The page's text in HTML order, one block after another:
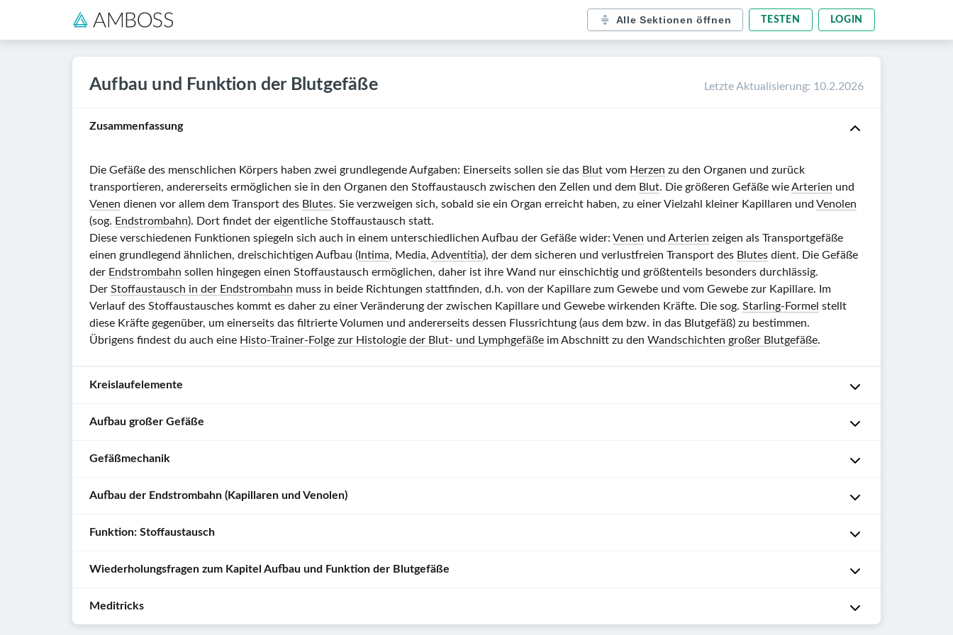
Alle Sektionen öffnen TESTEN LOGIN
Aufbau und Funktion der Blutgefäße Letzte Aktualisierung: 10.2.2026
Zusammenfassung
Die Gefäße des menschlichen Körpers haben zwei grundlegende Aufgaben: Einerseits sollen sie das Blut vom Herzen zu den Organen und zurück
transportieren, andererseits ermöglichen sie in den Organen den Stoffaustausch zwischen den Zellen und dem Blut. Die größeren Gefäße wieArterien und
Venen dienen vor allem dem Transport des Blutes. Sie verzweigen sich, sobald sie ein Organ erreicht haben, zu einer Vielzahl kleiner Kapillaren und Venolen
(sog. Endstrombahn). Dort findet der eigentliche Stoffaustausch statt.
Diese verschiedenen Funktionen spiegeln sich auch in einem unterschiedlichen Aufbau der Gefäße wider: Venen und Arterien zeigen als Transportgefäße
einen grundlegend ähnlichen, dreischichtigen Aufbau ( Intima, Media, Adventitia), der dem sicheren und verlustfreien Transport des Blutes dient. Die Gefäße
der Endstrombahn sollen hingegen einen Stoffaustausch ermöglichen, daher ist ihre Wand nur einschichtig und größtenteils besonders durchlässig.
Der Stoffaustausch in der Endstrombahn muss in beide Richtungen stattfinden, d.h. von der Kapillare zum Gewebe und vom Gewebe zur Kapillare. Im
Verlauf des Stoffaustausches kommt es daher zu einer Veränderung der zwischen Kapillare und Gewebe wirkenden Kräfte. Die sog. Starling-Formel stellt
diese Kräfte gegenüber, um einerseits das filtrierte Volumen und andererseits dessen Flussrichtung (aus dem bzw. in das Blutgefäß) zu bestimmen.
Übrigens findest du auch eine Histo-Trainer-Folge zur Histologie der Blut- und Lymphgefäße im Abschnitt zu den Wandschichten großer Blutgefäße.
Kreislaufelemente
Das
ist
Motor
Lungen-
Körperkreislaufes,
Aufbau großer Gefäße
Alle
Gefäße
ähnlich
und
aus
Gefäßmechanik
Der
zwischen
Aufbau
den
Aufbau der Endstrombahn (Kapillaren und Venolen)
Die
Endstrombahn
aus
Kapillaren
Funktion: Stoffaustausch
Die
ist
der
Wiederholungsfragen zum Kapitel Aufbau und Funktion der Blutgefäße
Kreislaufelemente
Meditricks